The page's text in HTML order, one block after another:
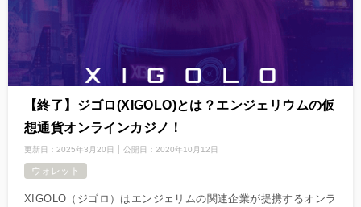
【終了】ジゴロ(XIGOLO)とは？エンジェリウムの仮
想通貨オンラインカジノ！
更新日： 2025年3月20日 公開日： 2020年10月12日
ウォレット
XIGOLO（ジゴロ）はエンジェリムの関連企業が提携するオンラ